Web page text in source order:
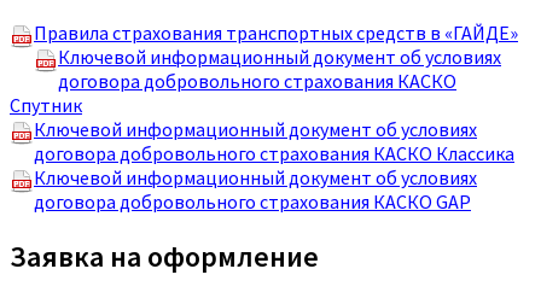
Правила страхования транспортных средств в «ГАЙДЕ»
Ключевой информационный документ об условиях
договора добровольного страхования КАСКО
Спутник
Ключевой информационный документ об условиях
договора добровольного страхования КАСКО Классика
Ключевой информационный документ об условиях
договора добровольного страхования КАСКО GAP
Заявка на оформление